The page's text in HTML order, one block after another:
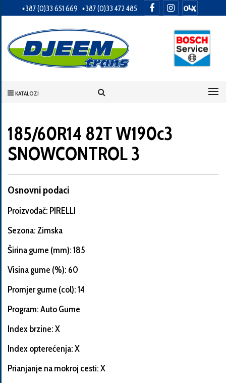
+387 (0)33 651 669 +387 (0)33 472 485
KATALOZI
Informacije
o
Vaša
Broj
Informacije
o
automobila
185/60R14 82T W190c3
SNOWCONTROL 3
Osnovni podaci
Proizvođač: PIRELLI
Sezona: Zimska
Širina gume (mm): 185
Visina gume (%): 60
Promjer gume (col): 14
Program: Auto Gume
Index brzine: X
Index opterećenja: X
Prianjanje na mokroj cesti: X